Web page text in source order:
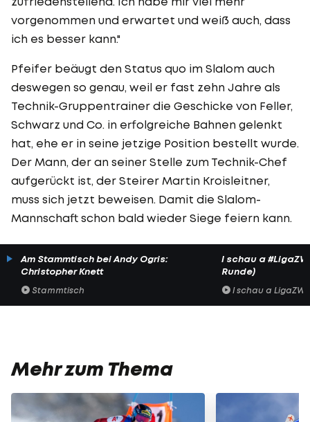
vorgenommen und erwartet und weiß auch, dass
ich es besser kann."
Pfeifer beäugt den Status quo im Slalom auch
deswegen so genau, weil er fast zehn Jahre als
Technik-Gruppentrainer die Geschicke von Feller,
Schwarz und Co. in erfolgreiche Bahnen gelenkt
hat, ehe er in seine jetzige Position bestellt wurde.
Der Mann, der an seiner Stelle zum Technik-Chef
aufgerückt ist, der Steirer Martin Kroisleitner,
muss sich jetzt beweisen. Damit die Slalom-
Mannschaft schon bald wieder Siege feiern kann.
Am Stammtisch bei Andy Ogris:
Christopher Knett
Stammtisch
I schau a
Runde)
I schau a LigaZWA
Mehr zum Thema